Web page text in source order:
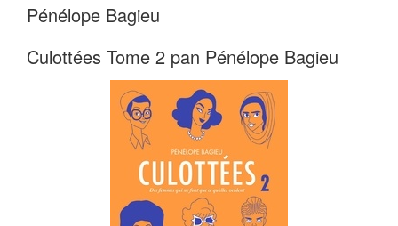
Pénélope Bagieu
Culottées Tome 2 pan Pénélope Bagieu